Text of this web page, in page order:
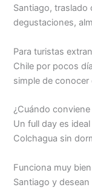
Santiago, traslado
degustaciones,
Para turistas
Chile por pocos
simple de conocer
¿Cuándo
Un full day es
Colchagua sin
Funciona muy
Santiago y